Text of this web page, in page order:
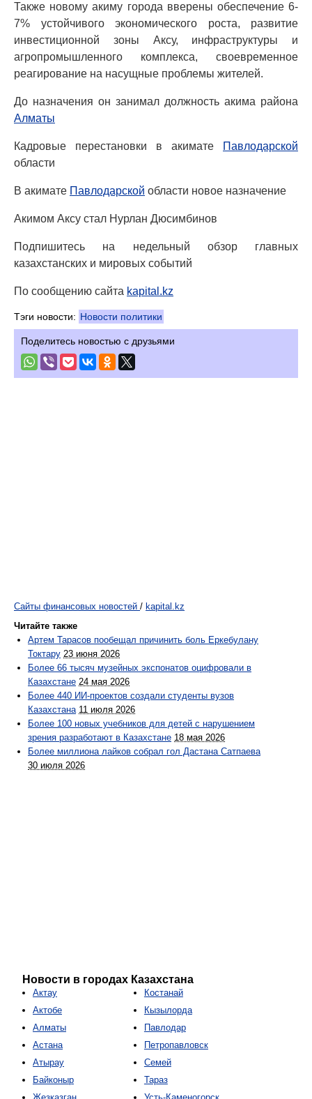
Также новому акиму города вверены обеспечение 6-
7% устойчивого экономического роста, развитие
инвестиционной зоны Аксу, инфраструктуры и
агропромышленного комплекса, своевременное
реагирование на насущные проблемы жителей.
До назначения он занимал должность акима района
Алматы
Кадровые перестановки в акимате
Павлодарской
области
В акимате Павлодарской области новое назначение
Акимом Аксу стал Нурлан Дюсимбинов
Подпишитесь на недельный обзор главных
казахстанских и мировых событий
По сообщению сайта kapital.kz
Тэги новости: Новости политики
Поделитесь новостью с друзьями
Сайты финансовых новостей / kapital.kz
Читайте также
Артем Тарасов пообещал причинить боль Еркебулану
Токтару 23 июня 2026
Более 66 тысяч музейных экспонатов оцифровали в
Казахстане 24 мая 2026
Более 440 ИИ-проектов создали студенты вузов
Казахстана 11 июля 2026
Более 100 новых учебников для детей с нарушением
зрения разработают в Казахстане 18 мая 2026
Более миллиона лайков собрал гол Дастана Сатпаева
30 июля 2026
Новости в городах Казахстана
Актау
Актобе
Алматы
Астана
Атырау
Байконыр
Костанай
Кызылорда
Павлодар
Петропавловск
Семей
Тараз